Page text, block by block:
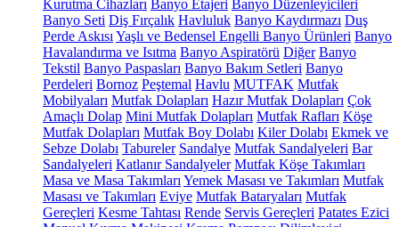
Kurutma Cihazları Banyo Etajeri Banyo Düzenleyicileri
Banyo Seti Diş Fırçalık Havluluk Banyo Kaydırmazı Duş
Perde Askısı Yaşlı ve Bedensel Engelli Banyo Ürünleri Banyo
Havalandırma ve Isıtma Banyo Aspiratörü Diğer Banyo
Tekstil Banyo Paspasları Banyo Bakım Setleri Banyo
Perdeleri Bornoz Peştemal Havlu MUTFAK Mutfak
Mobilyaları Mutfak Dolapları Hazır Mutfak Dolapları Çok
Amaçlı Dolap Mini Mutfak Dolapları Mutfak Rafları Köşe
Mutfak Dolapları Mutfak Boy Dolabı Kiler Dolabı Ekmek ve
Sebze Dolabı Tabureler Sandalye Mutfak Sandalyeleri Bar
Sandalyeleri Katlanır Sandalyeler Mutfak Köşe Takımları
Masa ve Masa Takımları Yemek Masası ve Takımları Mutfak
Masası ve Takımları Eviye Mutfak Bataryaları Mutfak
Gereçleri Kesme Tahtası Rende Servis Gereçleri Patates Ezici